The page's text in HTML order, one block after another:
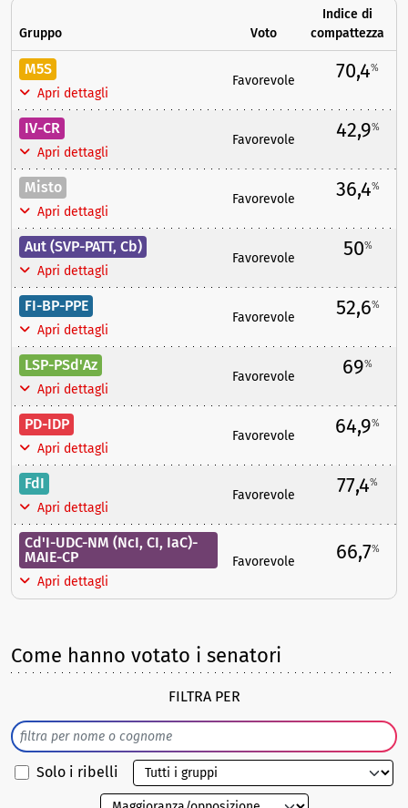
Gruppo Voto
Indice di
compattezza
M5S
Apri dettagli
Favorevole 70,4%
IV-CR
Apri dettagli
Favorevole 42,9%
Misto
Apri dettagli
Favorevole 36,4%
Aut (SVP-PATT, Cb)
Apri dettagli
Favorevole 50%
FI-BP-PPE
Apri dettagli
Favorevole 52,6%
LSP-PSd'Az
Apri dettagli
Favorevole 69%
PD-IDP
Apri dettagli
Favorevole 64,9%
FdI
Apri dettagli
Favorevole 77,4%
Cd'I-UDC-NM (NcI, CI, IaC)-
MAIE-CP
Apri dettagli
Favorevole 66,7%
Come hanno votato i senatori
FILTRA PER
Solo i ribelli